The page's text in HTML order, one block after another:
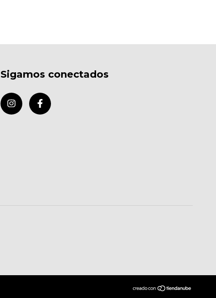
Sigamos conectados